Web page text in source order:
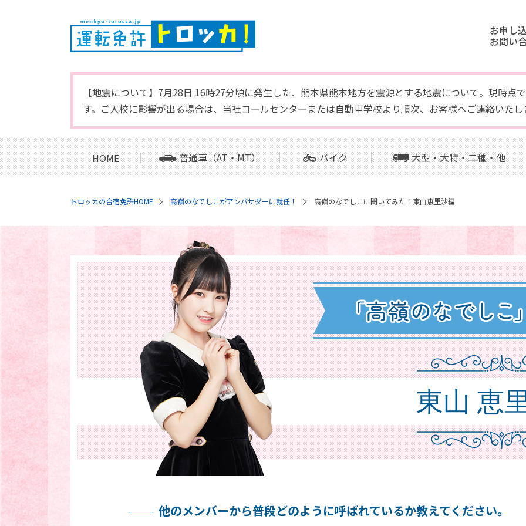
お申し
お問い
【地震について】7月28日 16時27分頃に発生した、熊本県熊本地方を震源とする地震について。現時点
す。ご入校に影響が出る場合は、当社コールセンターまたは自動車学校より順次、お客様へご連絡いたし
HOME 普通車（AT・MT） バイク 大型・大特・二種・他
トロッカの合宿免許HOME 高嶺のなでしこがアンバサダーに就任！ 高嶺のなでしこに聞いてみた！東山恵里沙編
東山 恵
他のメンバーから普段どのように呼ばれているか教えてください。